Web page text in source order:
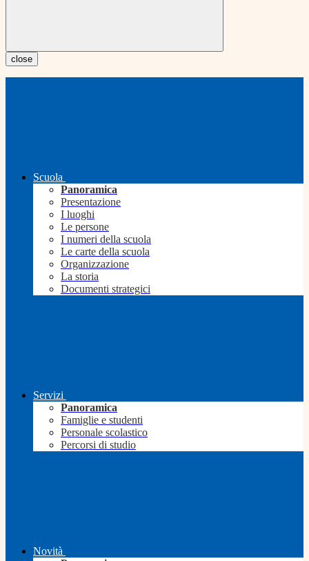
close
Scuola
Panoramica
Presentazione
I luoghi
Le persone
I numeri della scuola
Le carte della scuola
Organizzazione
La storia
Documenti strategici
Servizi
Panoramica
Famiglie e studenti
Personale scolastico
Percorsi di studio
Novità